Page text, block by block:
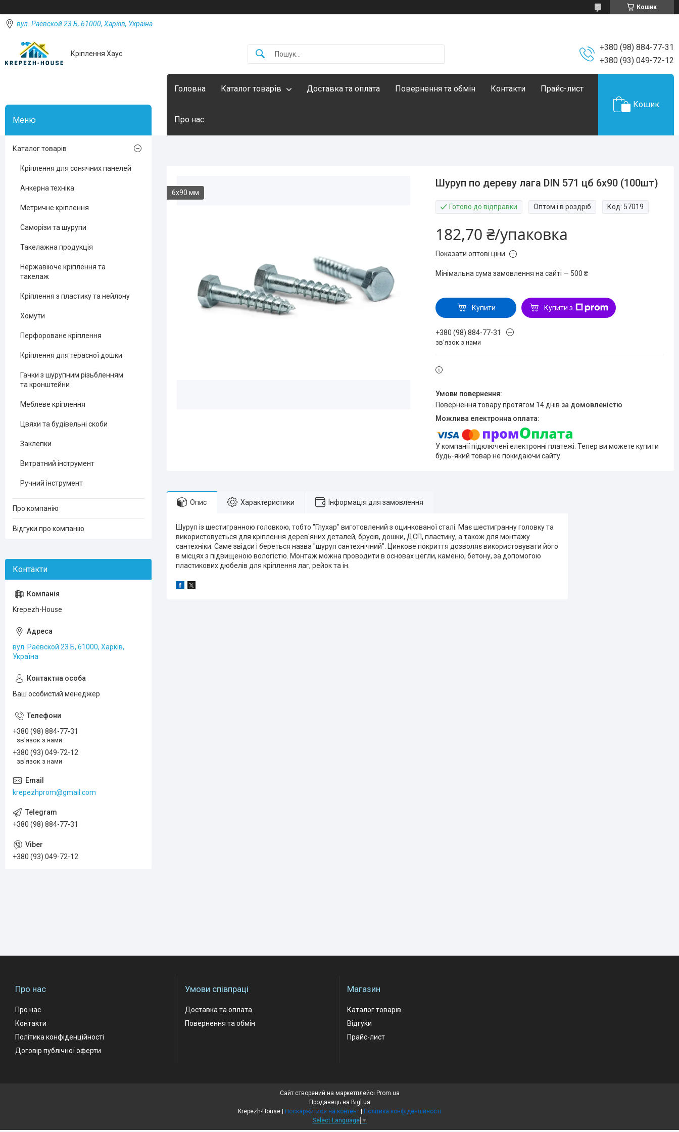
Кошик
вул. Раевской 23 Б, 61000, Харків, Україна
Кріплення Хаус
+380 (98) 884-77-31
+380 (93) 049-72-12
Головна Каталог товарів Доставка та оплата Повернення та обмін Контакти Прайс-лист
Про нас
Кошик
6х90 мм
Шуруп по дереву лага DIN 571 цб 6х90 (100шт)
Готово до відправки Оптом і в роздріб Код: 57019
182,70 ₴/упаковка
Показати оптові ціни
Мінімальна сума замовлення на сайті — 500 ₴
Купити Купити з
+380 (98) 884-77-31
зв'язок з нами
повернення товару протягом 14 днів за домовленістю
У компанії підключені електронні платежі. Тепер ви можете купити
будь-який товар не покидаючи сайту.
Опис Характеристики Інформація для замовлення
Шуруп із шестигранною головкою, тобто "Глухар" виготовлений з оцинкованої сталі. Має шестигранну головку та
використовується для кріплення дерев'яних деталей, брусів, дошки, ДСП, пластику, а також для монтажу
сантехніки. Саме звідси і береться назва "шуруп сантехнічний". Цинкове покриття дозволяє використовувати його
в місцях з підвищеною вологістю. Монтаж можна проводити в основах цегли, каменю, бетону, за допомогою
пластикових дюбелів для кріплення лаг, рейок та ін.
Каталог товарів
Кріплення для сонячних панелей
Анкерна техніка
Метричне кріплення
Саморізи та шурупи
Такелажна продукція
Нержавіюче кріплення та
такелаж
Кріплення з пластику та нейлону
Хомути
Перфороване кріплення
Кріплення для терасної дошки
Гачки з шурупним різьбленням
та кронштейни
Меблеве кріплення
Цвяхи та будівельні скоби
Заклепки
Витратний інструмент
Ручний інструмент
Про компанію
Відгуки про компанію
Krepezh-House
вул. Раевской 23 Б, 61000, Харків,
Україна
Ваш особистий менеджер
+380 (98) 884-77-31
зв'язок з нами
+380 (93) 049-72-12
зв'язок з нами
krepezhprom@gmail.com
+380 (98) 884-77-31
+380 (93) 049-72-12
Про нас
Про нас
Контакти
Політика конфіденційності
Договір публічної оферти
Умови співпраці
Доставка та оплата
Повернення та обмін
Магазин
Каталог товарів
Відгуки
Прайс-лист
Сайт створений на маркетплейсі Prom.ua
Продавець на Bigl.ua
Krepezh-House | Поскаржитися на контент | Політика конфіденційності
Select Language ▼